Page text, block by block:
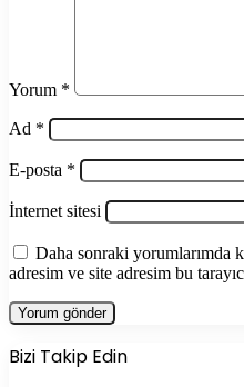
Yorum *
Ad *
E-posta *
İnternet sitesi
Daha sonraki yorumlarımda
adresim ve site adresim bu
Bizi Takip Edin